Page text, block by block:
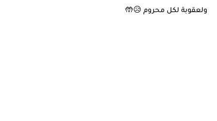
ولعقوبة لكل محروم 😥🤲